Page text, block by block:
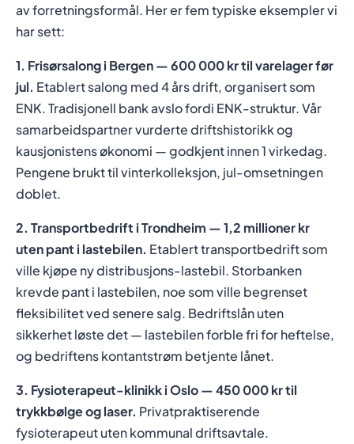
av forretningsformål. Her er fem typiske eksempler vi
har sett:
1. Frisørsalong i Bergen — 600 000 kr til varelager før
jul. Etablert salong med 4 års drift, organisert som
ENK. Tradisjonell bank avslo fordi ENK-struktur. Vår
samarbeidspartner vurderte driftshistorikk og
kausjonistens økonomi — godkjent innen 1 virkedag.
Pengene brukt til vinterkolleksjon, jul-omsetningen
doblet.
2. Transportbedrift i Trondheim — 1,2 millioner kr
uten pant i lastebilen. Etablert transportbedrift som
ville kjøpe ny distribusjons-lastebil. Storbanken
krevde pant i lastebilen, noe som ville begrenset
fleksibilitet ved senere salg. Bedriftslån uten
sikkerhet løste det — lastebilen forble fri for heftelse,
og bedriftens kontantstrøm betjente lånet.
3. Fysioterapeut-klinikk i Oslo — 450 000 kr til
trykkbølge og laser. Privatpraktiserende
fysioterapeut uten kommunal driftsavtale.